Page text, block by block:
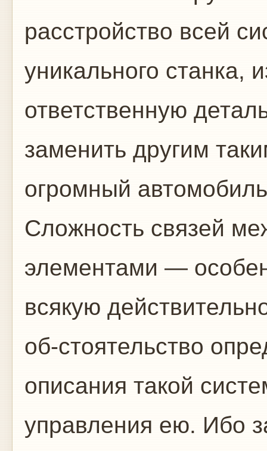
расстройство всей
уникального станка,
ответственную
заменить другим
огромный
Сложность связей
элементами —
всякую
об-стоятельство
описания такой
управления ею. Ибо